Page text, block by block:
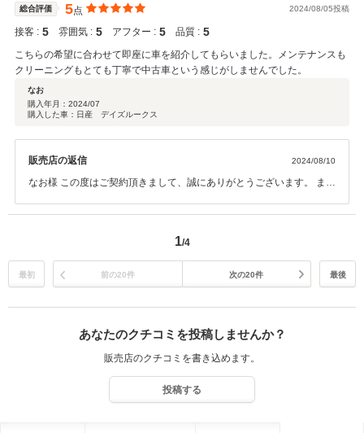
総合評価 5点 2024/08/05投稿
接客 : 5 雰囲気 : 5 アフター : 5 品質 : 5
こちらの希望に合わせて即座に車を紹介してもらいました。メンテナンスも
クリーニングもとても丁寧で中古車という感じがしませんでした。
なお
購入年月： 2024/07
購入した車：日産 デイズルークス
販売店の返信 2024/08/10
なお様 この度はご契約頂きまして、誠にありがとうございます。 ま
す。 車内外のクリーニングやお車の細部に渡るご説明も、今後より一
にお立ち寄りくださいませ。 今後ともよろしくお願いいたします。
1/4
最初 前の20件 次の20件 最後
あなたのクチコミを投稿しませんか？
販売店のクチコミを書き込めます。
投稿する